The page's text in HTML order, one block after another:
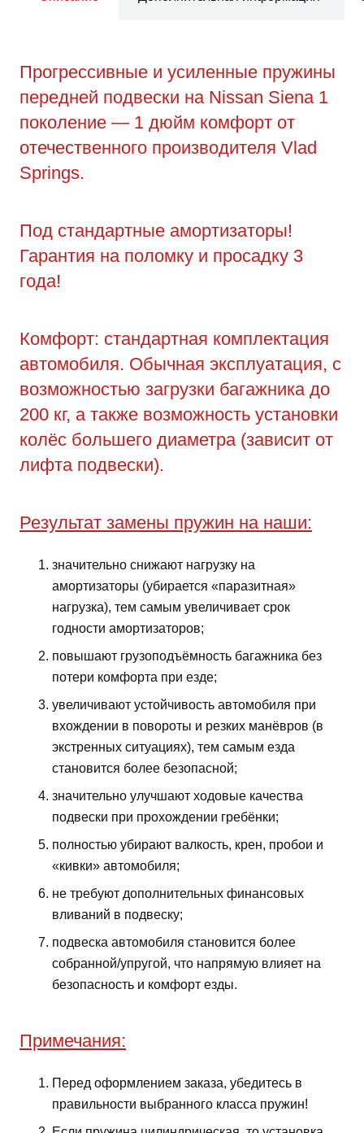
Прогрессивные и усиленные пружины
передней подвески на Nissan Siena 1
поколение — 1 дюйм комфорт от
отечественного производителя Vlad
Springs.
Под стандартные амортизаторы!
Гарантия на поломку и просадку 3
года!
Комфорт: стандартная комплектация
автомобиля. Обычная эксплуатация, с
возможностью загрузки багажника до
200 кг, а также возможность установки
колёс большего диаметра (зависит от
лифта подвески).
Результат замены пружин на наши:
значительно снижают нагрузку на
амортизаторы (убирается «паразитная»
нагрузка), тем самым увеличивает срок
годности амортизаторов;
повышают грузоподъёмность багажника без
потери комфорта при езде;
увеличивают устойчивость автомобиля при
вхождении в повороты и резких манёвров (в
экстренных ситуациях), тем самым езда
становится более безопасной;
значительно улучшают ходовые качества
подвески при прохождении гребёнки;
полностью убирают валкость, крен, пробои и
«кивки» автомобиля;
не требуют дополнительных финансовых
вливаний в подвеску;
подвеска автомобиля становится более
собранной/упругой, что напрямую влияет на
безопасность и комфорт езды.
Примечания:
Перед оформлением заказа, убедитесь в
правильности выбранного класса пружин!